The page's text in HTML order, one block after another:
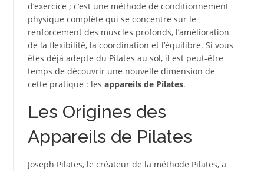
d’exercice ; c’est une méthode de conditionnement
physique complète qui se concentre sur le
renforcement des muscles profonds, l’amélioration
de la flexibilité, la coordination et l’équilibre. Si vous
êtes déjà adepte du Pilates au sol, il est peut-être
temps de découvrir une nouvelle dimension de
cette pratique : les appareils de Pilates.
Les Origines des
Appareils de Pilates
Joseph Pilates, le créateur de la méthode Pilates, a